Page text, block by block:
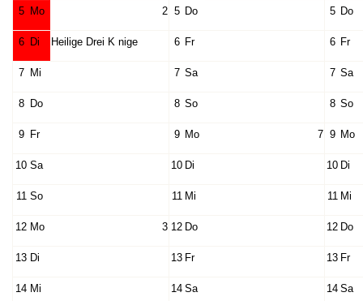
5 Mo 2 5 Do 5 Do
6 Di Heilige Drei K nige 6 Fr 6 Fr
7 Mi 7 Sa 7 Sa
8 Do 8 So 8 So
9 Fr 9 Mo 7 9 Mo
10 Sa 10 Di 10 Di
11 So 11 Mi 11 Mi
12 Mo 3 12 Do 12 Do
13 Di 13 Fr 13 Fr
14 Mi 14 Sa 14 Sa